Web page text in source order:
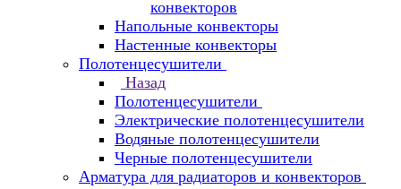
конвекторов
Напольные конвекторы
Настенные конвекторы
Полотенцесушители
Назад
Полотенцесушители
Электрические полотенцесушители
Водяные полотенцесушители
Черные полотенцесушители
Арматура для радиаторов и конвекторов